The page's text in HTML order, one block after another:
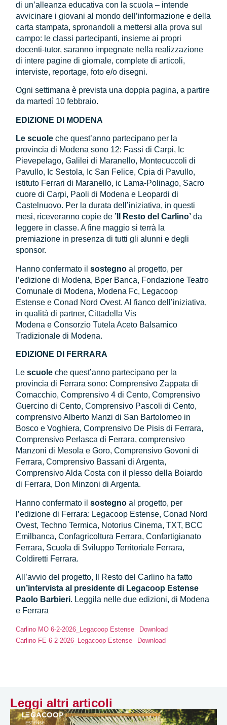
di un’alleanza educativa con la scuola – intende
avvicinare i giovani al mondo dell’informazione e della
carta stampata, spronandoli a mettersi alla prova sul
campo: le classi partecipanti, insieme ai propri
docenti-tutor, saranno impegnate nella realizzazione
di intere pagine di giornale, complete di articoli,
interviste, reportage, foto e/o disegni.
Ogni settimana è prevista una doppia pagina, a partire
da martedì 10 febbraio.
EDIZIONE DI MODENA
Le scuole che quest’anno partecipano per la
provincia di Modena sono 12: Fassi di Carpi, Ic
Pievepelago, Galilei di Maranello, Montecuccoli di
Pavullo, Ic Sestola, Ic San Felice, Cpia di Pavullo,
istituto Ferrari di Maranello, ic Lama-Polinago, Sacro
cuore di Carpi, Paoli di Modena e Leopardi di
Castelnuovo. Per la durata dell’iniziativa, in questi
mesi, riceveranno copie de ’Il Resto del Carlino’ da
leggere in classe. A fine maggio si terrà la
premiazione in presenza di tutti gli alunni e degli
sponsor.
Hanno confermato ilsostegnoal progetto, per
l’edizione di Modena, Bper Banca, Fondazione Teatro
Comunale di Modena, Modena Fc, Legacoop
Estense e Conad Nord Ovest. Al fianco dell’iniziativa,
in qualità di partner, Cittadella Vis
Modena e Consorzio Tutela Aceto Balsamico
Tradizionale di Modena.
EDIZIONE DI FERRARA
Lescuole che quest’anno partecipano per la
provincia di Ferrara sono: Comprensivo Zappata di
Comacchio, Comprensivo 4 di Cento, Comprensivo
Guercino di Cento, Comprensivo Pascoli di Cento,
comprensivo Alberto Manzi di San Bartolomeo in
Bosco e Voghiera, Comprensivo De Pisis di Ferrara,
Comprensivo Perlasca di Ferrara, comprensivo
Manzoni di Mesola e Goro, Comprensivo Govoni di
Ferrara, Comprensivo Bassani di Argenta,
Comprensivo Alda Costa con il plesso della Boiardo
di Ferrara, Don Minzoni di Argenta.
Hanno confermato ilsostegno al progetto, per
l’edizione di Ferrara: Legacoop Estense, Conad Nord
Ovest, Techno Termica, Notorius Cinema, TXT, BCC
Emilbanca, Confagricoltura Ferrara, Confartigianato
Ferrara, Scuola di Sviluppo Territoriale Ferrara,
Coldiretti Ferrara.
All’avvio del progetto, Il Resto del Carlino ha fatto
un’intervista al presidente di Legacoop Estense
Paolo Barbieri. Leggila nelle due edizioni, di Modena
e Ferrara
Carlino MO 6-2-2026_Legacoop Estense
Download
Carlino FE 6-2-2026_Legacoop Estense
Download
Leggi altri articoli